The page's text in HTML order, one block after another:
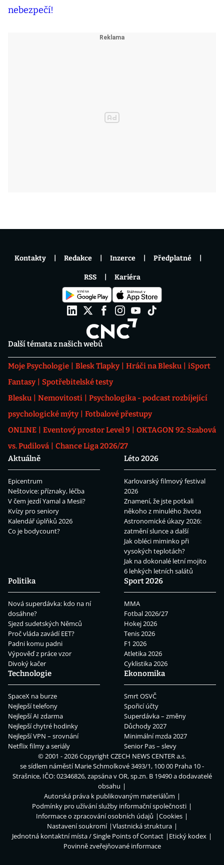
Další témata z našich webů
Moje Psychologie Blesk Tlapky Hráči na Blesku
iSport
Fantasy
Spotřebitelské testy
Blesku
Nemovitosti
Psychologika - podcast rozbíjející
psychologické mýty
Fotbalové přestupy
ONLINE
Eventový prostor Level 9
OKTAGON 92: Szabová
vs. Pudilová
Chance Liga 2026/27
Aktuálně
Epicentrum
Neštovice: příznaky, léčba
V čem jezdí Yamal a Mesii?
Kvízy pro seniory
Kalendář úplňků 2026
Co je bodycount?
Léto 2026
Karlovarský filmový festival
2026
Znamení, že jste potkali
někoho z minulého života
Astronomické úkazy 2026:
zatmění slunce a další
Jak obléci miminko při
vysokých teplotách?
Jak na dokonalé letní mojito
6 lehkých letních salátů
Politika
Nová superdávka: kdo na ní
dosáhne?
Sjezd sudetských Němců
Proč vláda zavádí EET?
Padni komu padni
Výpověď z práce vzor
Divoký kačer
Sport 2026
MMA
Fotbal 2026/27
Hokej 2026
Tenis 2026
F1 2026
Atletika 2026
Cyklistika 2026
Technologie
SpaceX na burze
Nejlepší telefony
Nejlepší AI zdarma
Nejlepší chytré hodinky
Nejlepší VPN – srovnání
Netflix filmy a seriály
Ekonomika
Smrt OSVČ
Spořicí účty
Superdávka – změny
Důchody 2027
Minimální mzda 2027
Senior Pas – slevy
Kontakty Redakce Inzerce Předplatné
RSS Kariéra
© 2001 - 2026 CopyrightCZECH NEWS CENTER a.s.
se sídlem náměstí Marie Schmolkové 3493/1, 100 00 Praha 10 -
Strašnice, IČO: 02346826, zapsána v OR, sp.zn. B 19490 a dodavatelé
obsahu
Autorská práva k publikovaným materiálům
Podmínky pro užívání služby informační společnosti
Informace o zpracování osobních údajů
Cookies
Nastavení soukromí
Vlastnická struktura
Jednotná kontaktní místa / Single Points of Contact
Etický kodex
Povinně zveřejňované informace